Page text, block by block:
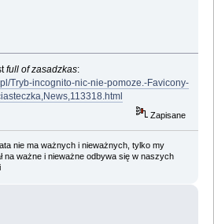
full of zasadzkas:
Tryb-incognito-nic-nie-pomoze.-Favicony-
Zapisane
nie ma ważnych i nieważnych, tylko my
na ważne i nieważne odbywa się w naszych